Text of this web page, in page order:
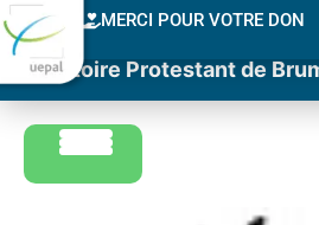
MERCI POUR VOTRE DON
Consistoire Protestant de